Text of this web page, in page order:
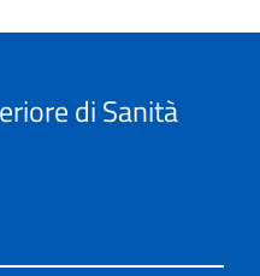
di Sanità